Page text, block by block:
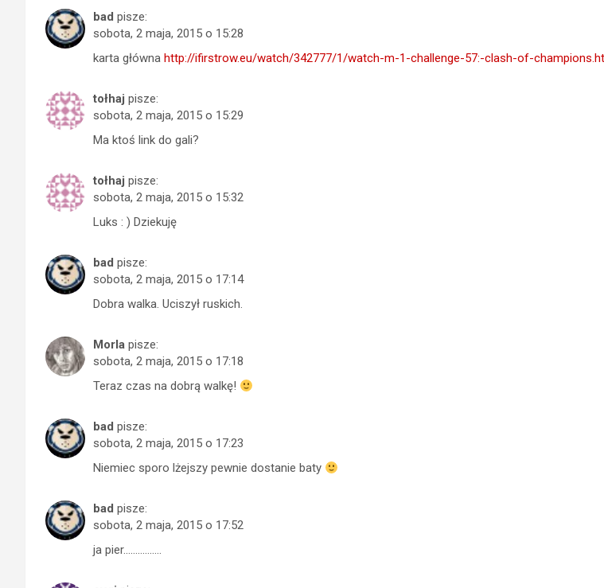
bad pisze:
sobota, 2 maja, 2015 o 15:28
karta główna http://ifirstrow.eu/watch/342777/1/watch-m-1-challenge-57:-clash-of-
tołhaj pisze:
sobota, 2 maja, 2015 o 15:29
Ma ktoś link do gali?
tołhaj pisze:
sobota, 2 maja, 2015 o 15:32
Luks : ) Dziekuję
bad pisze:
sobota, 2 maja, 2015 o 17:14
Dobra walka. Uciszył ruskich.
Morla pisze:
sobota, 2 maja, 2015 o 17:18
Teraz czas na dobrą walkę!
bad pisze:
sobota, 2 maja, 2015 o 17:23
Niemiec sporo lżejszy pewnie dostanie baty
bad pisze:
sobota, 2 maja, 2015 o 17:52
ja pier…………….